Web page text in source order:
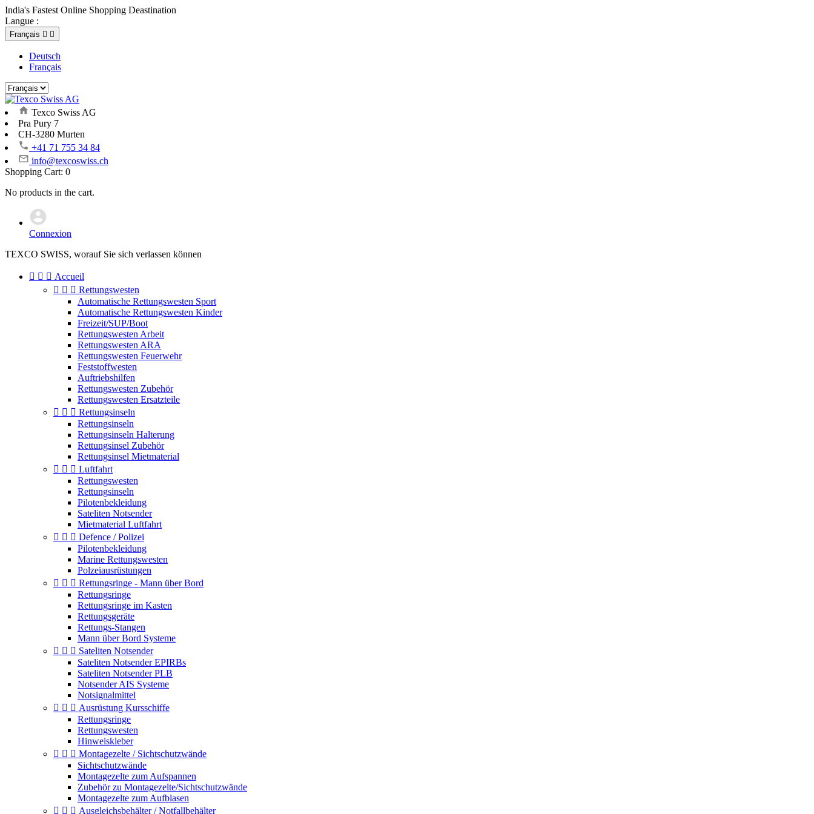
India's Fastest Online Shopping Deastination
Langue :
Français  
Deutsch
Français
Texco Swiss AG
Pra Pury 7
CH-3280 Murten
+41 71 755 34 84
info@texcoswiss.ch
Shopping Cart: 0
No products in the cart.
Connexion
TEXCO SWISS, worauf Sie sich verlassen können
   Accueil
   Rettungswesten
Automatische Rettungswesten Sport
Automatische Rettungswesten Kinder
Freizeit/SUP/Boot
Rettungswesten Arbeit
Rettungswesten ARA
Rettungswesten Feuerwehr
Feststoffwesten
Auftriebshilfen
Rettungswesten Zubehör
Rettungswesten Ersatzteile
   Rettungsinseln
Rettungsinseln
Rettungsinseln Halterung
Rettungsinsel Zubehör
Rettungsinsel Mietmaterial
   Luftfahrt
Rettungswesten
Rettungsinseln
Pilotenbekleidung
Sateliten Notsender
Mietmaterial Luftfahrt
   Defence / Polizei
Pilotenbekleidung
Marine Rettungswesten
Polzeiausrüstungen
   Rettungsringe - Mann über Bord
Rettungsringe
Rettungsringe im Kasten
Rettungsgeräte
Rettungs-Stangen
Mann über Bord Systeme
   Sateliten Notsender
Sateliten Notsender EPIRBs
Sateliten Notsender PLB
Notsender AIS Systeme
Notsignalmittel
   Ausrüstung Kursschiffe
Rettungsringe
Rettungswesten
Hinweiskleber
   Montagezelte / Sichtschutzwände
Sichtschutzwände
Montagezelte zum Aufspannen
Zubehör zu Montagezelte/Sichtschutzwände
Montagezelte zum Aufblasen
   Ausgleichsbehälter / Notfallbehälter